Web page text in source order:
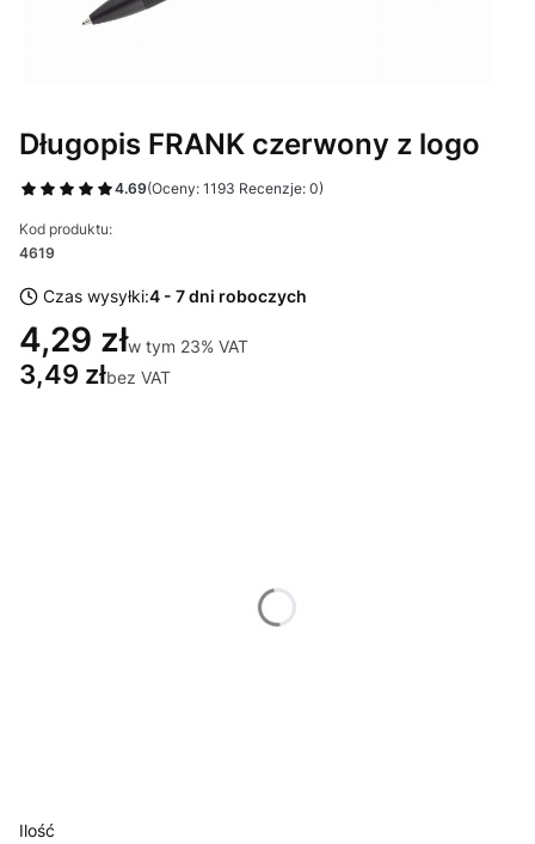
Długopis FRANK czerwony z logo
4.69(Oceny: 1193 Recenzje: 0)
Kod produktu:
4619
Czas wysyłki:4 - 7 dni roboczych
4,29 złw tym 23% VAT
w tym 23% VAT
3,49 złbez VAT
Ilość